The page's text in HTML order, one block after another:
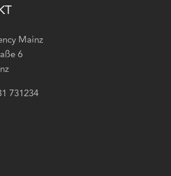
Mainz
6
731234